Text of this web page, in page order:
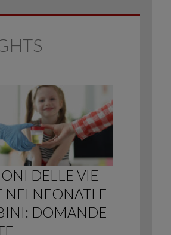
DELLE VIE
NEI NEONATI E
DOMANDE